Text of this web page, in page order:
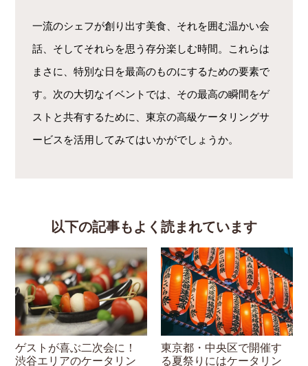
一流のシェフが創り出す美食、それを囲む温かい会
話、そしてそれらを思う存分楽しむ時間。これらは
まさに、特別な日を最高のものにするための要素で
す。次の大切なイベントでは、その最高の瞬間をゲ
ストと共有するために、東京の高級ケータリングサ
ービスを活用してみてはいかがでしょうか。
以下の記事もよく読まれています
ゲストが喜ぶ二次会に！
渋谷エリアのケータリン
東京都・中央区で開催す
る夏祭りにはケータリン